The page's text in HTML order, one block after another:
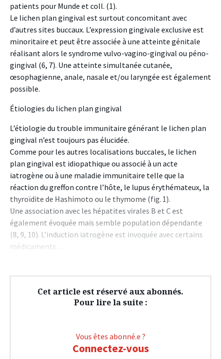
patients pour Munde et coll. (1).
Le lichen plan gingival est surtout concomitant avec
d’autres sites buccaux. L’expression gingivale exclusive est
minoritaire et peut être associée à une atteinte génitale
réalisant alors le syndrome vulvo-vagino-gingival ou péno-
gingival (6, 7). Une atteinte simultanée cutanée,
œsophagienne, anale, nasale et/ou laryngée est également
possible.
Étiologies du lichen plan gingival
L’étiologie du trouble immunitaire générant le lichen plan
gingival n’est toujours pas élucidée.
Comme pour les autres localisations buccales, le lichen
plan gingival est idiopathique ou associé à un acte
iatrogène ou à une maladie immunitaire telle que la
réaction du greffon contre l’hôte, le lupus érythémateux, la
thyroïdite de Hashimoto ou le thymome (fig. 1).
Une association avec les hépatites virales B et C est
également évoquée mais semble population dépendante
(8, 9, 10). L’induction iatrogène est invoquée avec certains
médicaments…
Cet article est réservé aux abonnés.
Pour lire la suite :
Vous êtes abonné.e ?
Connectez-vous